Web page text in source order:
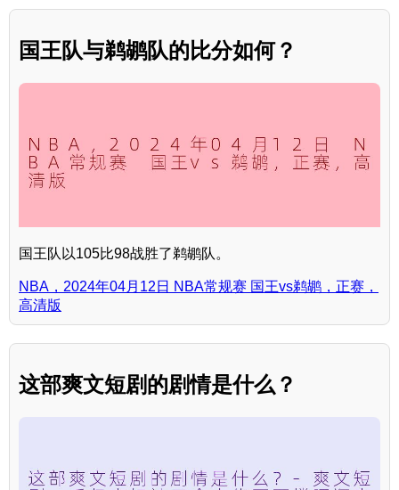
国王队与鹈鹕队的比分如何？
国王队以105比98战胜了鹈鹕队。
NBA，2024年04月12日 NBA常规赛 国王vs鹈鹕，正赛，
高清版
这部爽文短剧的剧情是什么？